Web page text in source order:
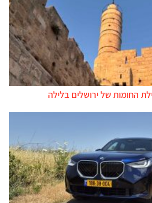
החומות של ירושלים בלילה